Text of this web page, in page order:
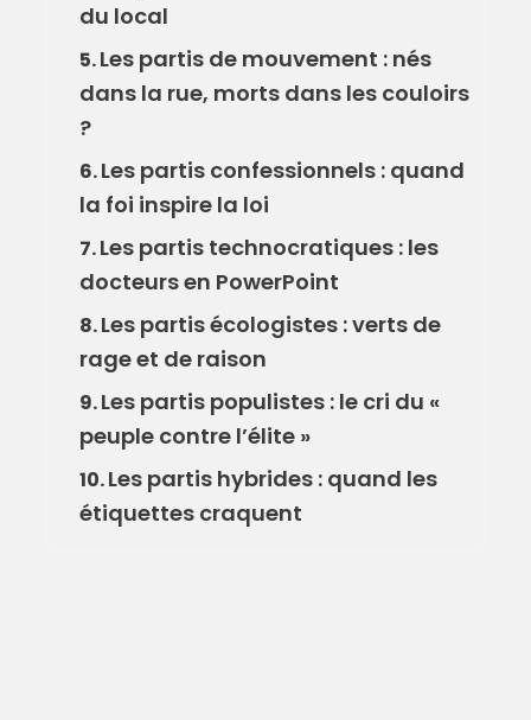
du local
5.Les partis de mouvement : nés
dans la rue, morts dans les couloirs
?
6.Les partis confessionnels : quand
la foi inspire la loi
7.Les partis technocratiques : les
docteurs en PowerPoint
8.Les partis écologistes : verts de
rage et de raison
9.Les partis populistes : le cri du «
peuple contre l’élite »
10.Les partis hybrides : quand les
étiquettes craquent